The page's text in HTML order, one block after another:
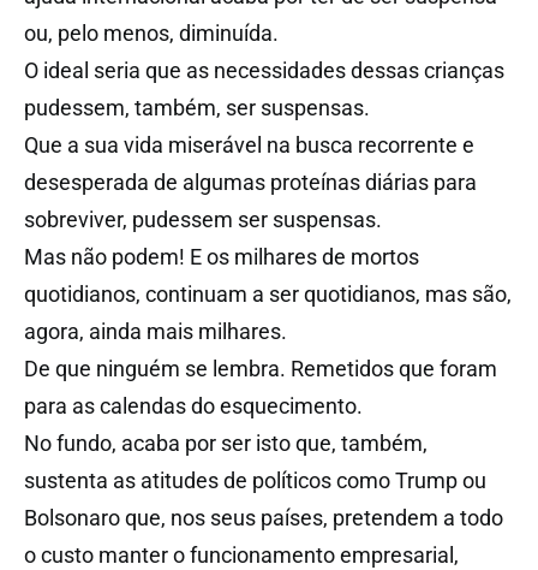
ou, pelo menos, diminuída.
O ideal seria que as necessidades dessas crianças
pudessem, também, ser suspensas.
Que a sua vida miserável na busca recorrente e
desesperada de algumas proteínas diárias para
sobreviver, pudessem ser suspensas.
Mas não podem! E os milhares de mortos
quotidianos, continuam a ser quotidianos, mas são,
agora, ainda mais milhares.
De que ninguém se lembra. Remetidos que foram
para as calendas do esquecimento.
No fundo, acaba por ser isto que, também,
sustenta as atitudes de políticos como Trump ou
Bolsonaro que, nos seus países, pretendem a todo
o custo manter o funcionamento empresarial,